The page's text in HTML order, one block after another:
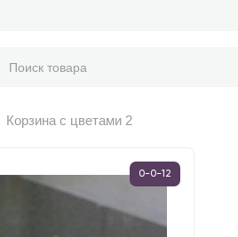
Корзина с цветами 2
0-0-12